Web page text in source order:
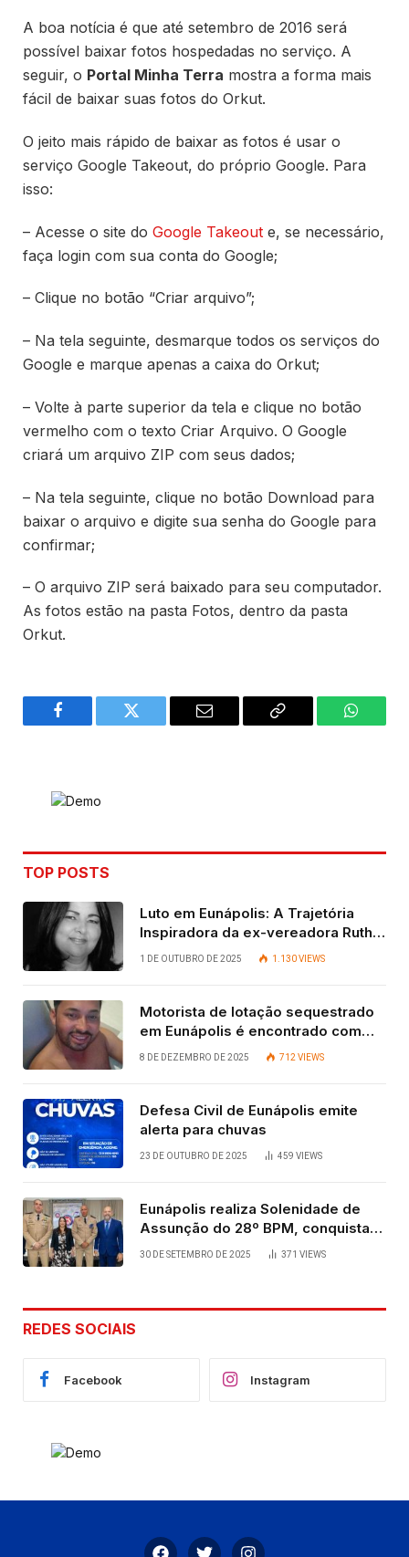
A boa notícia é que até setembro de 2016 será
possível baixar fotos hospedadas no serviço. A
seguir, o Portal Minha Terra mostra a forma mais
fácil de baixar suas fotos do Orkut.
O jeito mais rápido de baixar as fotos é usar o
serviço Google Takeout, do próprio Google. Para
isso:
– Acesse o site do Google Takeout e, se necessário,
faça login com sua conta do Google;
– Clique no botão “Criar arquivo”;
– Na tela seguinte, desmarque todos os serviços do
Google e marque apenas a caixa do Orkut;
– Volte à parte superior da tela e clique no botão
vermelho com o texto Criar Arquivo. O Google
criará um arquivo ZIP com seus dados;
– Na tela seguinte, clique no botão Download para
baixar o arquivo e digite sua senha do Google para
confirmar;
– O arquivo ZIP será baixado para seu computador.
As fotos estão na pasta Fotos, dentro da pasta
Orkut.
Facebook Twitter Email
Copy
TOP POSTS
Luto em Eunápolis: A Trajetória
Inspiradora da ex-vereadora Ruth
Contadora
1 DE OUTUBRO DE 2025 1.130VIEWS
Motorista de lotação sequestrado
em Eunápolis é encontrado com
vida após quatro dias.
8 DE DEZEMBRO DE 2025 712VIEWS
Defesa Civil de Eunápolis emite
alerta para chuvas
23 DE OUTUBRO DE 2025 459 VIEWS
Eunápolis realiza Solenidade de
Assunção do 28º BPM, conquista
viabilizada por articulação política
30 DE SETEMBRO DE 2025 371 VIEWS
REDES SOCIAIS
Facebook Instagram